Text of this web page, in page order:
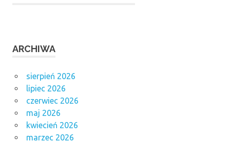
ARCHIWA
sierpień 2026
lipiec 2026
czerwiec 2026
maj 2026
kwiecień 2026
marzec 2026